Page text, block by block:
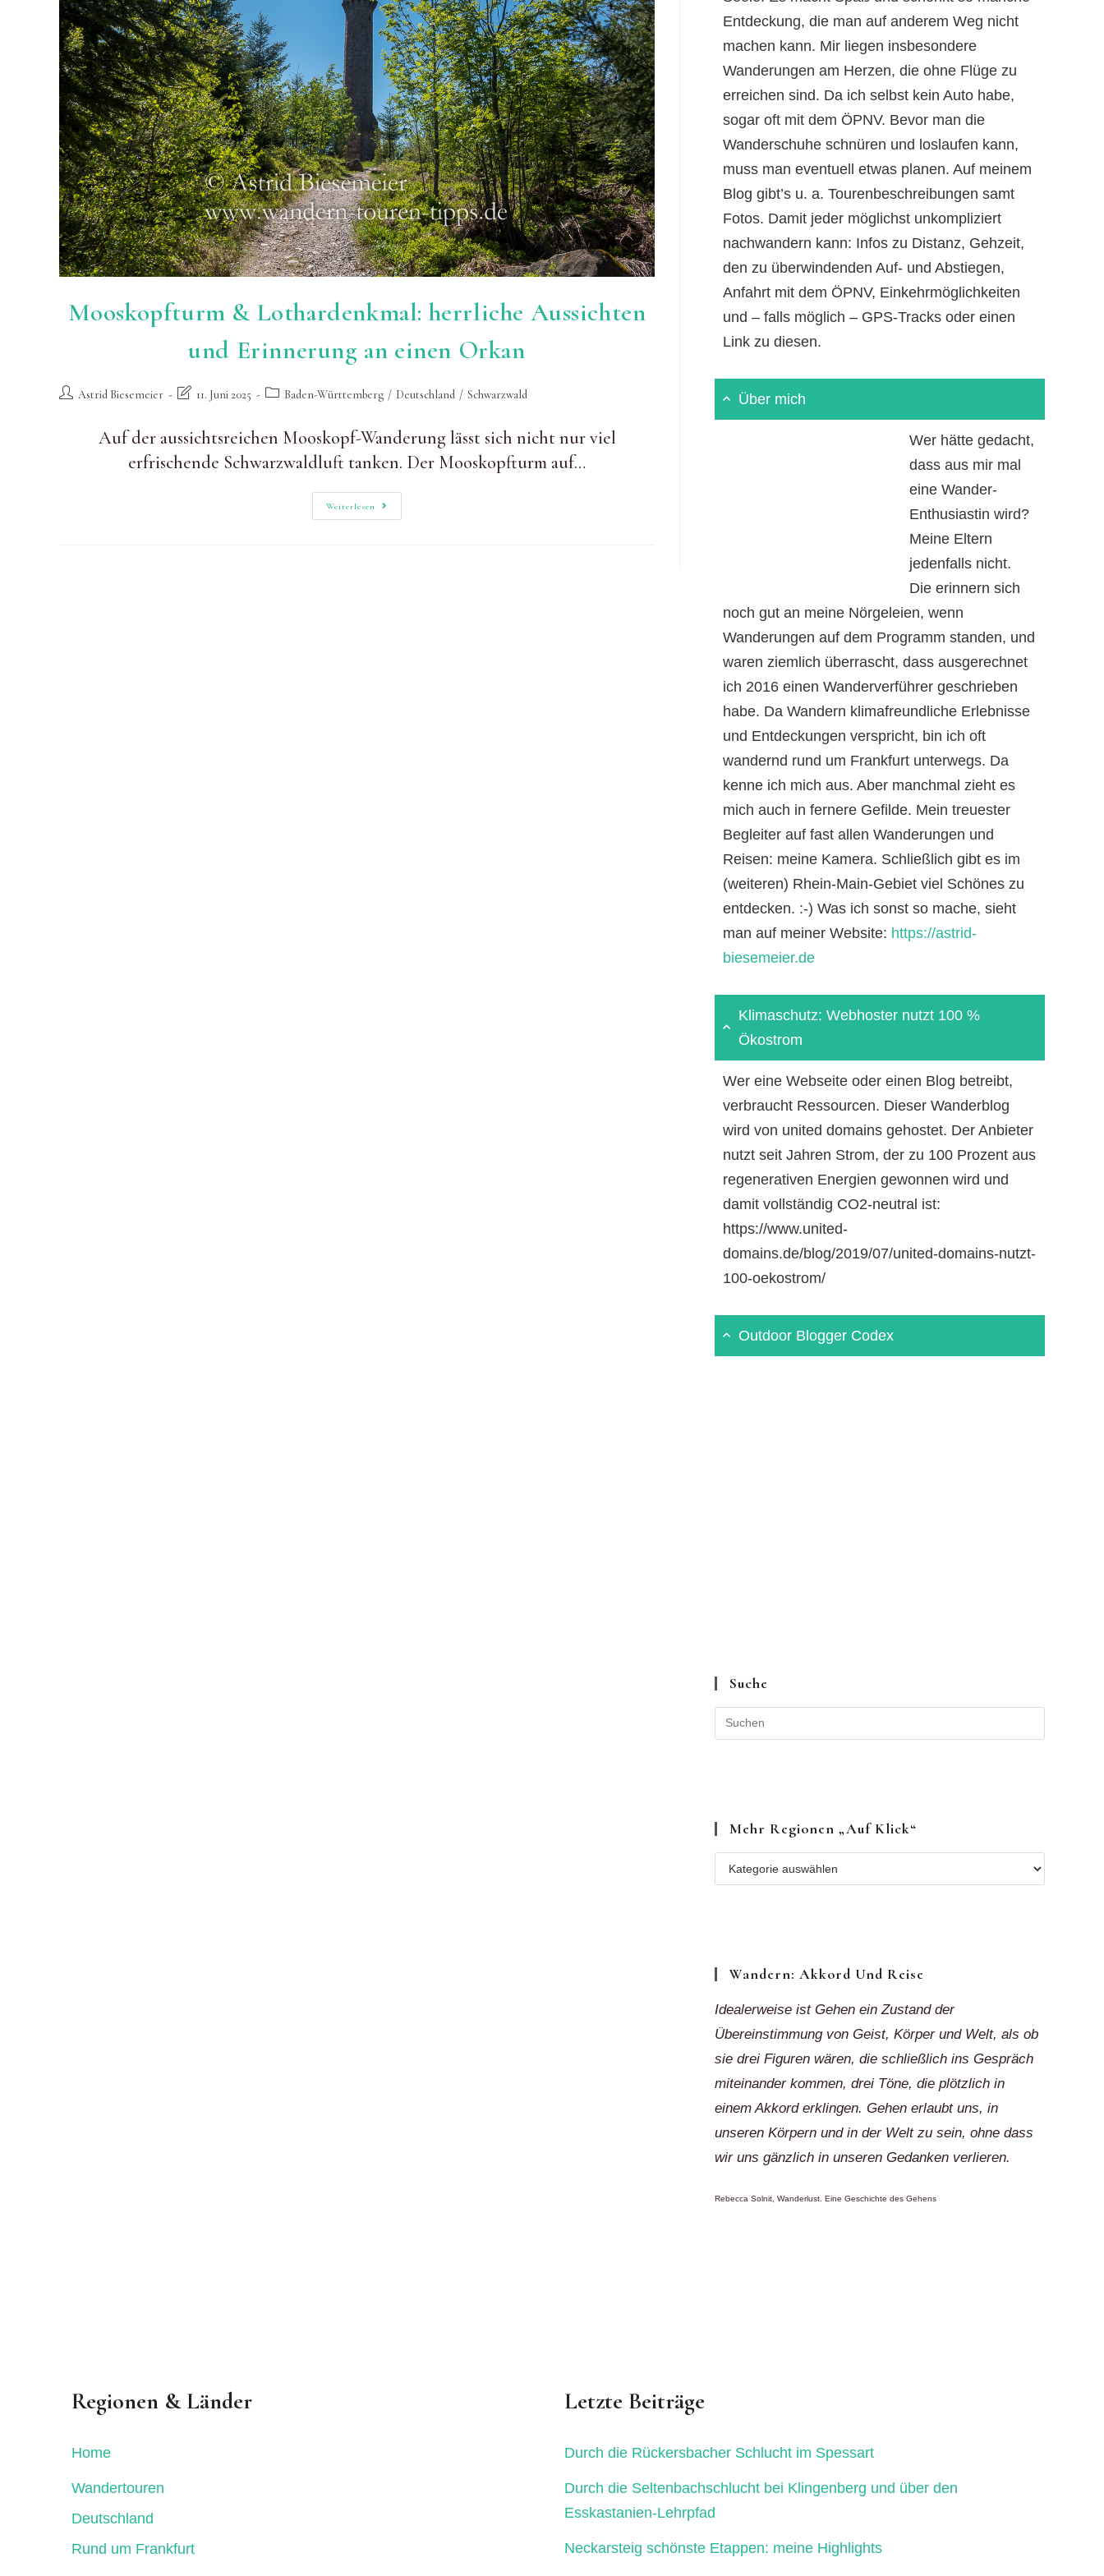
Mooskopfturm & Lothardenkmal: herrliche Aussichten
und Erinnerung an einen Orkan
Beitrags-Astrid Biesemeier
Beitrag
geändert
am:
11. Juni 2025
Beitrags-Baden-Württemberg / Deutschland / Schwarzwald
Auf der aussichtsreichen Mooskopf-Wanderung lässt sich nicht nur viel
erfrischende Schwarzwaldluft tanken. Der Mooskopfturm auf…
Weiterlesen
Mooskopfturm
&
Entdeckung, die man auf anderem Weg nicht
machen kann. Mir liegen insbesondere
Wanderungen am Herzen, die ohne Flüge zu
erreichen sind. Da ich selbst kein Auto habe,
sogar oft mit dem ÖPNV. Bevor man die
Wanderschuhe schnüren und loslaufen kann,
muss man eventuell etwas planen. Auf meinem
Blog gibt’s u. a. Tourenbeschreibungen samt
Fotos. Damit jeder möglichst unkompliziert
nachwandern kann: Infos zu Distanz, Gehzeit,
den zu überwindenden Auf- und Abstiegen,
Anfahrt mit dem ÖPNV, Einkehrmöglichkeiten
und – falls möglich – GPS-Tracks oder einen
Link zu diesen.
Über mich
Wer hätte gedacht,
dass aus mir mal
eine Wander-
Enthusiastin wird?
Meine Eltern
jedenfalls nicht.
Die erinnern sich
noch gut an meine Nörgeleien, wenn
Wanderungen auf dem Programm standen, und
waren ziemlich überrascht, dass ausgerechnet
ich 2016 einen Wanderverführer geschrieben
habe. Da Wandern klimafreundliche Erlebnisse
und Entdeckungen verspricht, bin ich oft
wandernd rund um Frankfurt unterwegs. Da
kenne ich mich aus. Aber manchmal zieht es
mich auch in fernere Gefilde. Mein treuester
Begleiter auf fast allen Wanderungen und
Reisen: meine Kamera. Schließlich gibt es im
(weiteren) Rhein-Main-Gebiet viel Schönes zu
entdecken. :-) Was ich sonst so mache, sieht
man auf meiner Website: https://astrid-
biesemeier.de
Klimaschutz: Webhoster nutzt 100 %
Ökostrom
Wer eine Webseite oder einen Blog betreibt,
verbraucht Ressourcen. Dieser Wanderblog
wird von united domains gehostet. Der Anbieter
nutzt seit Jahren Strom, der zu 100 Prozent aus
regenerativen Energien gewonnen wird und
damit vollständig CO2-neutral ist:
https://www.united-
domains.de/blog/2019/07/united-domains-nutzt-
100-oekostrom/
Outdoor Blogger Codex
Suche
Mehr Regionen „auf Klick“
Mehr
Regionen
Wandern: Akkord Und Reise
Idealerweise ist Gehen ein Zustand der
Übereinstimmung von Geist, Körper und Welt, als ob
sie drei Figuren wären, die schließlich ins Gespräch
miteinander kommen, drei Töne, die plötzlich in
einem Akkord erklingen. Gehen erlaubt uns, in
unseren Körpern und in der Welt zu sein, ohne dass
wir uns gänzlich in unseren Gedanken verlieren.
Rebecca Solnit, Wanderlust. Eine Geschichte des Gehens
Regionen & Länder
Home
Wandertouren
Deutschland
Rund um Frankfurt
Letzte Beiträge
Durch die Rückersbacher Schlucht im Spessart
Durch die Seltenbachschlucht bei Klingenberg und über den
Esskastanien-Lehrpfad
Neckarsteig schönste Etappen: meine Highlights